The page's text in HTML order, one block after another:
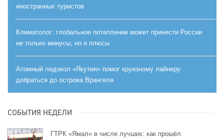
иностранных туристов
Климатолог: глобальное потепление может принести России
не только минусы, но и плюсы
Атомный ледокол «Якутия» помог круизному лайнеру
добраться до острова Врангеля
СОБЫТИЯ НЕДЕЛИ
ГТРК «Ямал» в числе лучших: как прошёл